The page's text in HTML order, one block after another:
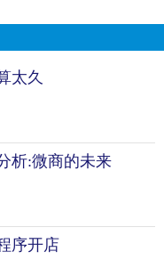
、质量好的的批发市
商一手货源技巧
的吧。刚开始做的时
一个事业不兴奋那是假
始的那种兴奋劲已经消
是刷屏就是互推，一天
我感觉自己真的很努力
想过放弃过不想再做
，左思右想为啥别人都
太久
析:微商的未来
序开店